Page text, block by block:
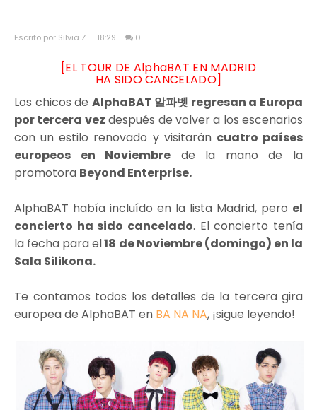
Escrito por Silvia Z. 18:29 0
[EL TOUR DE AlphaBAT EN MADRID
HA SIDO CANCELADO]
Los chicos de AlphaBAT 알파벳 regresan a Europa
por tercera vez después de volver a los escenarios
con un estilo renovado y visitarán cuatro países
europeos en Noviembre de la mano de la
promotora Beyond Enterprise.
AlphaBAT había incluído en la lista Madrid, pero el
concierto ha sido cancelado. El concierto tenía
la fecha para el18 de Noviembre (domingo) en la
Sala Silikona.
Te contamos todos los detalles de la tercera gira
europea de AlphaBAT en BA NA NA, ¡sigue leyendo!